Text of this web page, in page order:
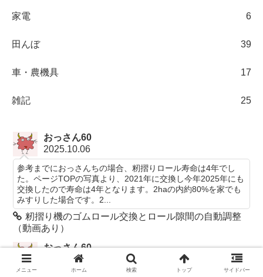
家電 6
田んぼ 39
車・農機具 17
雑記 25
おっさん60
2025.10.06
参考までにおっさんちの場合、籾摺りロール寿命は4年でし
た。ページTOPの写真より、2021年に交換し今年2025年にも
交換したので寿命は4年となります。2haの内約80%を家でも
みすりした場合です。2...
籾摺り機のゴムロール交換とロール隙間の自動調整
（動画あり）
おっさん60
2023.06.03
メニュー ホーム 検索 トップ サイドバー